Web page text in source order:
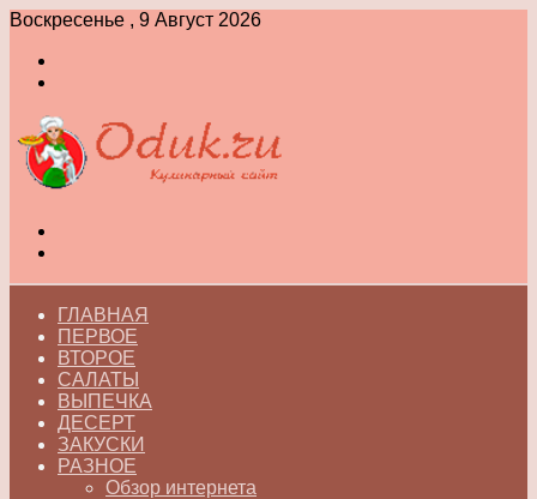
Воскресенье , 9 Август 2026
ГЛАВНАЯ
ПЕРВОЕ
ВТОРОЕ
САЛАТЫ
ВЫПЕЧКА
ДЕСЕРТ
ЗАКУСКИ
РАЗНОЕ
Обзор интернета